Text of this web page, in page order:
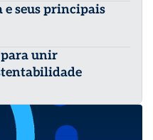
seus principais
unir